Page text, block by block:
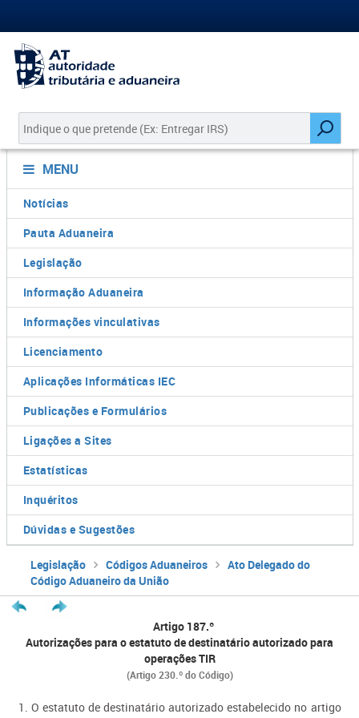
MENU
Notícias
Pauta Aduaneira
Legislação
Informação Aduaneira
Informações vinculativas
Licenciamento
Aplicações Informáticas IEC
Publicações e Formulários
Ligações a Sites
Estatísticas
Inquéritos
Dúvidas e Sugestões
Legislação Códigos Aduaneiros
Ato Delegado do
Código Aduaneiro da União
Artigo 187.º
Autorizações para o estatuto de destinatário autorizado para
operações TIR
(Artigo 230.º do Código)
1. O estatuto de destinatário autorizado estabelecido no artigo